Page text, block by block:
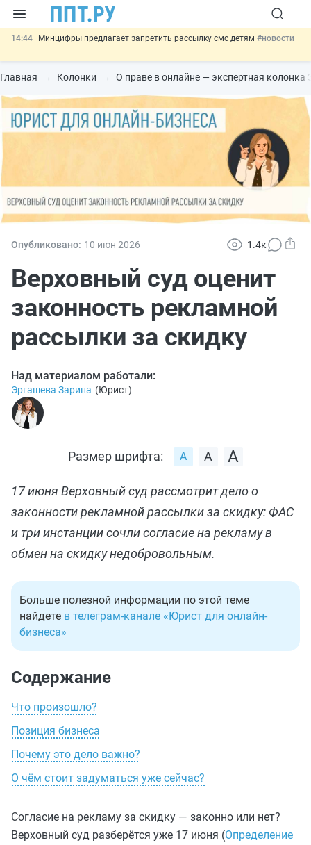
14:44 Минцифры предлагает запретить рассылку смс детям #новости
14:02 Основания для выдворения иностранцев из России стало
больше
#новости
для обучения ИИ#новости
12:42 Губернаторам дадут право вводить разрешительный учёт
иностранцев#новости
Разработают единые критерии трудовых и ГПХ-
Главная Колонки О праве в онлайне — экспертная
Опубликовано: 10 июн 2026 1.4к
Верховный суд оценит
законность рекламной
рассылки за скидку
Над материалом работали:
Эргашева Зарина (Юрист)
Размер шрифта:
17 июня Верховный суд рассмотрит дело о
законности рекламной рассылки за скидку: ФАС
и три инстанции сочли согласие на рекламу в
обмен на скидку недобровольным.
Больше полезной информации по этой теме
найдете в телеграм-канале «Юрист для онлайн-
бизнеса»
Содержание
Что произошло?
Позиция бизнеса
Почему это дело важно?
О чём стоит задуматься уже сейчас?
Согласие на рекламу за скидку — законно или нет?
Верховный суд разберётся уже 17 июня (Определение